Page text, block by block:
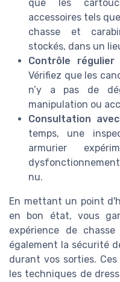
que les
accessoires tels
chasse et
stockés, dans un
Contrôle
Vérifiez que les
n’y a pas de
manipulation ou
Consultation
temps, une
armurier
nu.
En mettant un point
en bon état, vous
expérience de
également la sécurité
durant vos sorties.
les techniques de